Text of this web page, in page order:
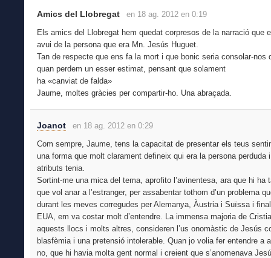
Amics del Llobregat
en 18 ag. 2012 en 0:19
Els amics del Llobregat hem quedat corpresos de la narració que
avui de la persona que era Mn. Jesús Huguet.
Tan de respecte que ens fa la mort i que bonic seria consolar-nos
quan perdem un esser estimat, pensant que solament
ha «canviat de falda»
Jaume, moltes gràcies per compartir-ho. Una abraçada.
Joanot
en 18 ag. 2012 en 0:29
Com sempre, Jaume, tens la capacitat de presentar els teus
una forma que molt clarament defineix qui era la persona perduda
atributs tenia.
Sortint-me una mica del tema, aprofito l’avinentesa, ara que hi ha
que vol anar a l’estranger, per assabentar tothom d’un problema
durant les meves corregudes per Alemanya, Àustria i Suïssa i
EUA, em va costar molt d’entendre. La immensa majoria de
aquests llocs i molts altres, consideren l’us onomàstic de Jesús
blasfèmia i una pretensió intolerable. Quan jo volia fer entendre a
no, que hi havia molta gent normal i creient que s’anomenava